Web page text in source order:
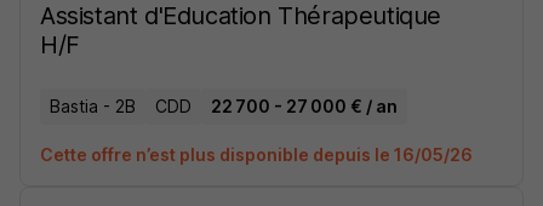
Assistant d'Education Thérapeutique
H/F
Bastia - 2B CDD 22 700 - 27 000 € / an
Cette offre n’est plus disponible depuis le 16/05/26